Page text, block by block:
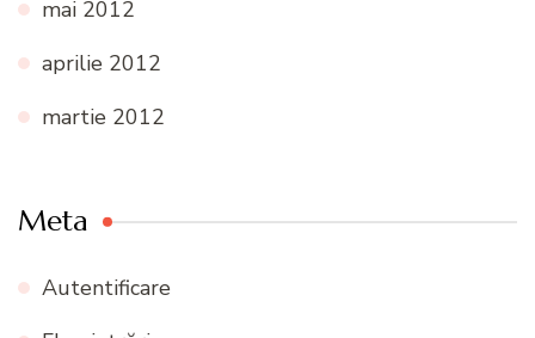
mai 2012
aprilie 2012
martie 2012
Meta
Autentificare